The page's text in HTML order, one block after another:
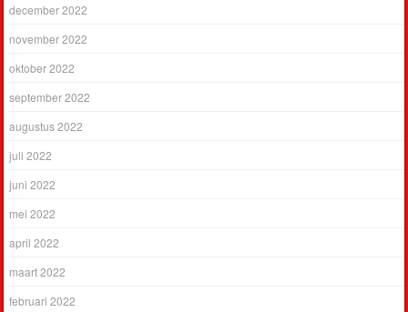
december 2022
november 2022
oktober 2022
september 2022
augustus 2022
juli 2022
juni 2022
mei 2022
april 2022
maart 2022
februari 2022